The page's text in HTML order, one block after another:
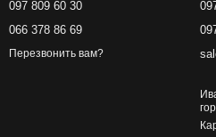
097 809 60 30
066 378 86 69
Перезвонить вам?